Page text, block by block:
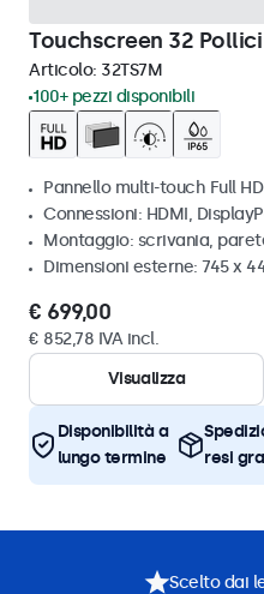
Touchscreen 32
Articolo: 32TS7M
100+ pezzi disponibili
Pannello multi-touch Full HD
Connessioni: HDMI,
Montaggio: scrivania,
Dimensioni esterne: 745 x
€ 699,00
€ 852,78 IVA incl.
Visualizza
Disponibilità a
lungo termine
resi
Scelto dai